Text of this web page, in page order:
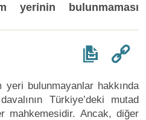
yerinin bulunmaması
yeri bulunmayanlar hakkında
Türkiye’deki mutad
mahkemesidir. Ancak, diğer